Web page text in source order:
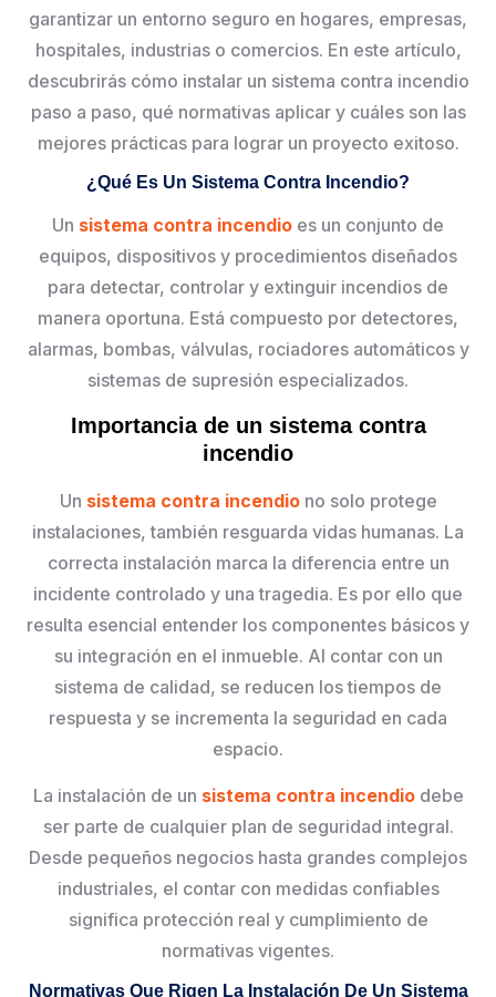
garantizar un entorno seguro en hogares, empresas,
hospitales, industrias o comercios. En este artículo,
descubrirás cómo instalar un sistema contra incendio
paso a paso, qué normativas aplicar y cuáles son las
mejores prácticas para lograr un proyecto exitoso.
¿Qué Es Un Sistema Contra Incendio?
Un sistema contra incendio es un conjunto de
equipos, dispositivos y procedimientos diseñados
para detectar, controlar y extinguir incendios de
manera oportuna. Está compuesto por detectores,
alarmas, bombas, válvulas, rociadores automáticos y
sistemas de supresión especializados.
Importancia de un sistema contra
incendio
Un sistema contra incendiono solo protege
instalaciones, también resguarda vidas humanas. La
correcta instalación marca la diferencia entre un
incidente controlado y una tragedia. Es por ello que
resulta esencial entender los componentes básicos y
su integración en el inmueble. Al contar con un
sistema de calidad, se reducen los tiempos de
respuesta y se incrementa la seguridad en cada
espacio.
La instalación de un sistema contra incendiodebe
ser parte de cualquier plan de seguridad integral.
Desde pequeños negocios hasta grandes complejos
industriales, el contar con medidas confiables
significa protección real y cumplimiento de
normativas vigentes.
Normativas Que Rigen La Instalación De Un Sistema